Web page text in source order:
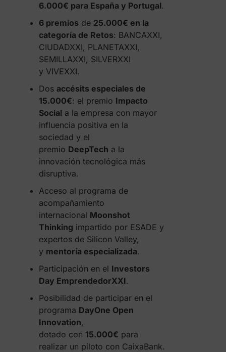
6.000€ para España y Portugal.
6 premios de 25.000€ en la
categoría de Retos: BANCAXXI,
CIUDADXXI, PLANETAXXI,
SEMILLAXXI, SILVERXXI
y VIVEXXI.
Dos accésits especiales de
15.000€: el premio Impacto
Social a la empresa con mayor
influencia positiva en la
sociedad y el
premio DeepTech a la
innovación tecnológica más
disruptiva.
Acceso al programa de
acompañamiento
internacional Moonshot
Thinking impartido por ESADE y
expertos de Silicon Valley,
y mentoría especializada.
Participación en el Investors
Day EmprendedorXXI.
Posibilidad de participar en el
programa DayOne Open
Innovation,
dotado con 15.000€ para
realizar un piloto con CaixaBank.